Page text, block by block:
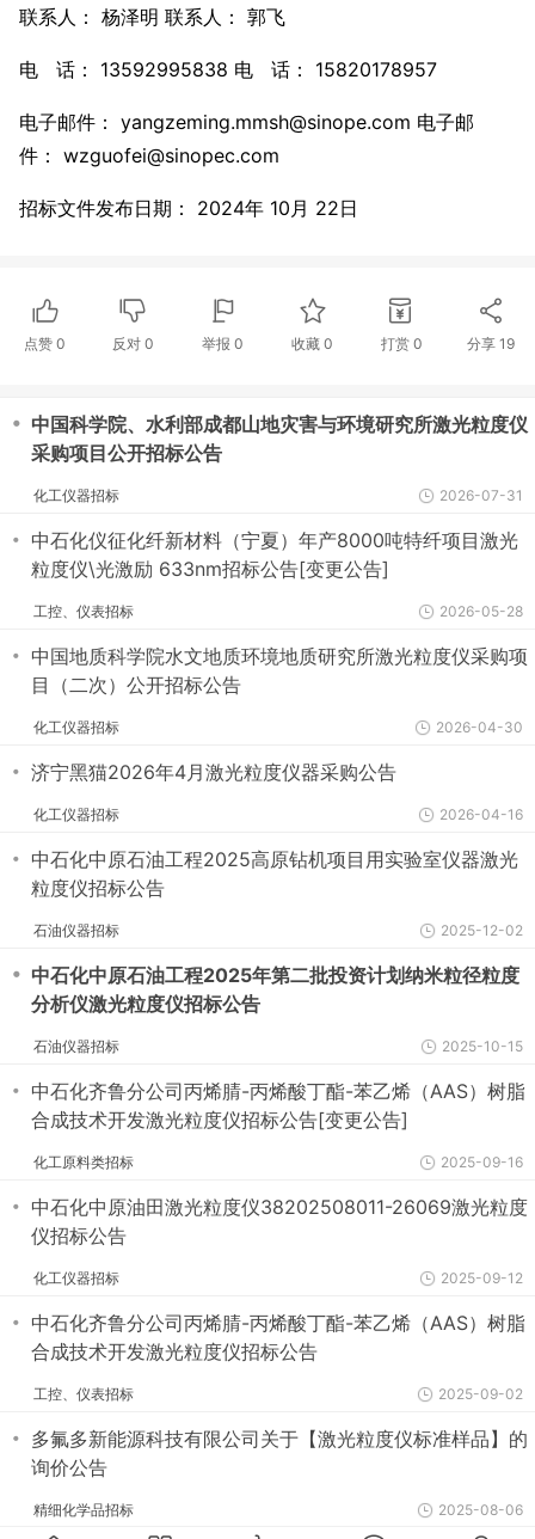
联系人： 杨泽明 联系人： 郭飞
电 话： 13592995838 电 话： 15820178957
电子邮件： yangzeming.mmsh@sinope.com 电子邮
件： wzguofei@sinopec.com
招标文件发布日期： 2024年 10月 22日
点赞 0 反对0 举报 0 收藏 0 打赏 0 分享 19
・ 中国科学院、水利部成都山地灾害与环境研究所激光粒度仪
采购项目公开招标公告
化工仪器招标 2026-07-31
・ 中石化仪征化纤新材料（宁夏）年产8000吨特纤项目激光
粒度仪\光激励 633nm招标公告[变更公告]
工控、仪表招标 2026-05-28
・ 中国地质科学院水文地质环境地质研究所激光粒度仪采购项
目（二次）公开招标公告
化工仪器招标 2026-04-30
・ 济宁黑猫2026年4月激光粒度仪器采购公告
化工仪器招标 2026-04-16
・ 中石化中原石油工程2025高原钻机项目用实验室仪器激光
粒度仪招标公告
石油仪器招标 2025-12-02
・ 中石化中原石油工程2025年第二批投资计划纳米粒径粒度
分析仪激光粒度仪招标公告
石油仪器招标 2025-10-15
・ 中石化齐鲁分公司丙烯腈-丙烯酸丁酯-苯乙烯（AAS）树脂
合成技术开发激光粒度仪招标公告[变更公告]
化工原料类招标 2025-09-16
・ 中石化中原油田激光粒度仪38202508011-26069激光粒度
仪招标公告
化工仪器招标 2025-09-12
・ 中石化齐鲁分公司丙烯腈-丙烯酸丁酯-苯乙烯（AAS）树脂
合成技术开发激光粒度仪招标公告
工控、仪表招标 2025-09-02
・ 多氟多新能源科技有限公司关于【激光粒度仪标准样品】的
询价公告
精细化学品招标 2025-08-06